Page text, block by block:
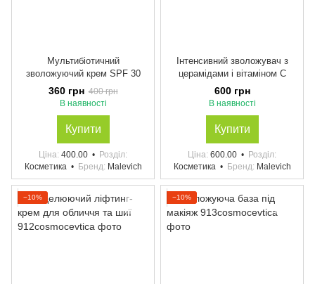
Мультибіотичний
зволожуючий крем SPF 30
360 грн 400 грн
В наявності
Купити
Ціна 400.00
Розділ
Косметика
Бренд Malevich
Інтенсивний зволожувач з
церамідами і вітаміном С
600 грн
В наявності
Купити
Ціна 600.00
Розділ
Косметика
Бренд Malevich
−10% −10%